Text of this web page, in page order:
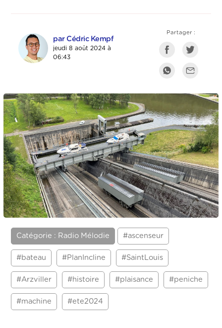
par Cédric Kempf
jeudi 8 août 2024 à
06:43
Partager :
Catégorie : Radio Mélodie #ascenseur
#bateau #PlanIncline #SaintLouis
#Arzviller #histoire #plaisance #peniche
#machine #ete2024